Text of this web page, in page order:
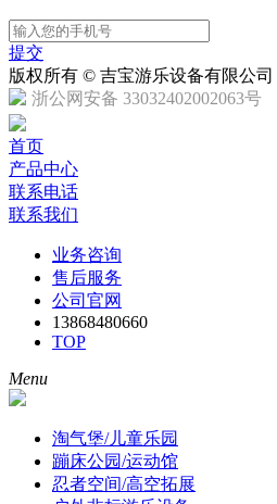
提交
版权所有 © 吉宝游乐设备有限公司
浙公网安备 33032402002063号
首页
产品中心
联系电话
联系我们
业务咨询
售后服务
公司官网
13868480660
TOP
Menu
淘气堡/儿童乐园
蹦床公园/运动馆
忍者空间/高空拓展